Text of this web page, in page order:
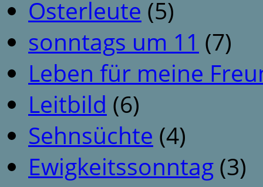
Osterleute (5)
sonntags um 11 (7)
Leben für meine
Leitbild (6)
Sehnsüchte (4)
Ewigkeitssonntag (3)